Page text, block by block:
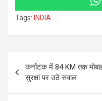
Tags: INDIA
navigation
कर्नाटक में 84 KM तक
सुरक्षा पर उठे सवाल